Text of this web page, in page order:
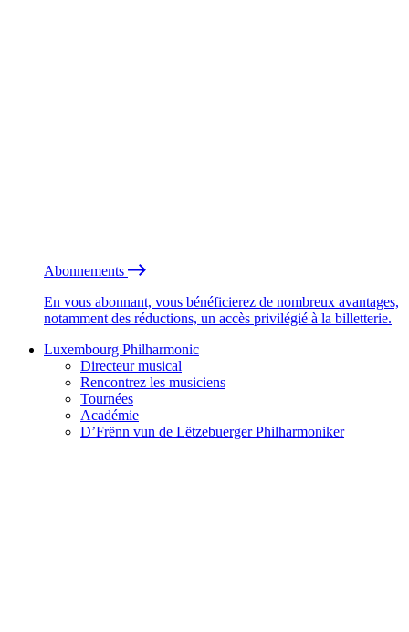
Abonnements
En vous abonnant, vous bénéficierez de nombreux avantages,
notamment des réductions, un accès privilégié à la billetterie.
Luxembourg Philharmonic
Directeur musical
Rencontrez les musiciens
Tournées
Académie
D’Frënn vun de Lëtzebuerger Philharmoniker